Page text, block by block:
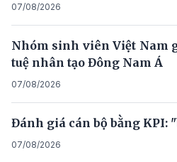
07/08/2026
Nhóm sinh viên Việt Nam
tuệ nhân tạo Đông Nam Á
07/08/2026
Đánh giá cán bộ bằng KPI:
07/08/2026